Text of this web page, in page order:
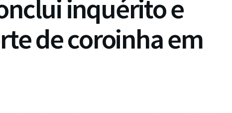
inquérito e
de coroinha em